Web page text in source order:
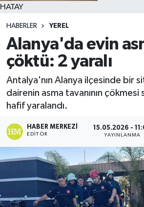
HATAY
HABERLER YEREL
Alanya'da evin
çöktü: 2 yaralı
Antalya'nın Alanya ilçesinde bir
dairenin asma tavanının çökmesi
hafif yaralandı.
HABER MERKEZI
EDITÖR
15.05.2026 -
YAYINLANMA